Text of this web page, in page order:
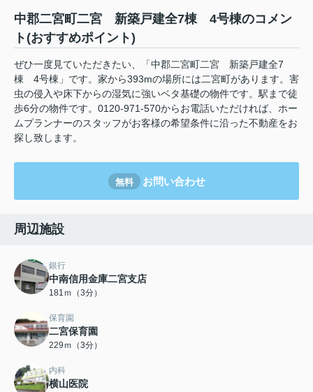
中郡二宮町二宮 新築戸建全7棟 4号棟のコメン
ト(おすすめポイント)
ぜひ一度見ていただきたい、「中郡二宮町二宮 新築戸建全7
棟 4号棟」です。家から393mの場所には二宮町があります。害
虫の侵入や床下からの湿気に強いベタ基礎の物件です。駅まで徒
歩6分の物件です。0120-971-570からお電話いただければ、ホー
ムプランナーのスタッフがお客様の希望条件に沿った不動産をお
探し致します。
無料 お問い合わせ
周辺施設
銀行
中南信用金庫二宮支店
181ｍ（3分）
保育園
二宮保育園
229ｍ（3分）
内科
横山医院